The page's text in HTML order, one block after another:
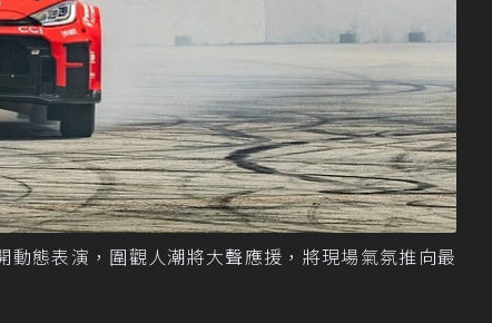
態表演，圍觀人潮將大聲應援，將現場氣氛推向最